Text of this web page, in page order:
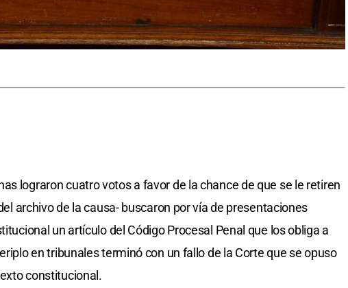
lograron cuatro votos a favor de la chance de que se le retiren
archivo de la causa- buscaron por vía de presentaciones
un artículo del Código Procesal Penal que los obliga a
en tribunales terminó con un fallo de la Corte que se opuso
constitucional.